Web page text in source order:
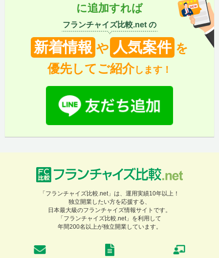
に追加すれば
フランチャイズ比較.net の
新着情報 や 人気案件 を
優先してご紹介します！
「フランチャイズ比較.net」は、運用実績10年以上！
独立開業したい方を応援する、
日本最大級のフランチャイズ情報サイトです。
「フランチャイズ比較.net」を利用して
年間200名以上が独立開業しています。